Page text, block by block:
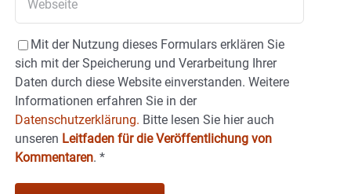
Mit der Nutzung dieses Formulars erklären Sie
sich mit der Speicherung und Verarbeitung Ihrer
Daten durch diese Website einverstanden. Weitere
Informationen erfahren Sie in der
Datenschutzerklärung. Bitte lesen Sie hier auch
unseren Leitfaden für die Veröffentlichung von
Kommentaren. *